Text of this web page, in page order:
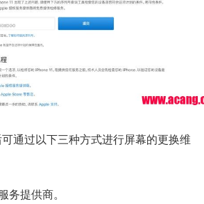
通过以下三种方式进行屏幕的更换维
务提供商。